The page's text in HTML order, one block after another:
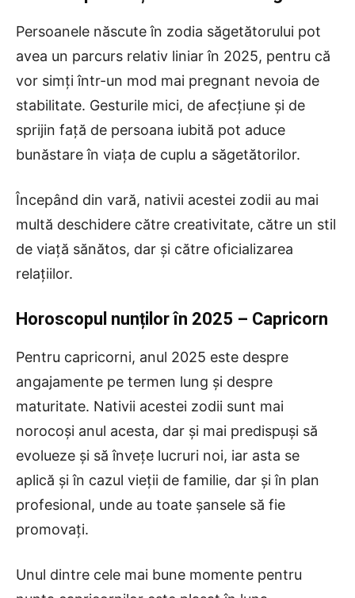
Persoanele născute în zodia săgetătorului pot
avea un parcurs relativ liniar în 2025, pentru că
vor simți într-un mod mai pregnant nevoia de
stabilitate. Gesturile mici, de afecțiune și de
sprijin față de persoana iubită pot aduce
bunăstare în viața de cuplu a săgetătorilor.
Începând din vară, nativii acestei zodii au mai
multă deschidere către creativitate, către un stil
de viață sănătos, dar și către oficializarea
relațiilor.
Horoscopul nunților în 2025 – Capricorn
Pentru capricorni, anul 2025 este despre
angajamente pe termen lung și despre
maturitate. Nativii acestei zodii sunt mai
norocoși anul acesta, dar și mai predispuși să
evolueze și să învețe lucruri noi, iar asta se
aplică și în cazul vieții de familie, dar și în plan
profesional, unde au toate șansele să fie
promovați.
Unul dintre cele mai bune momente pentru